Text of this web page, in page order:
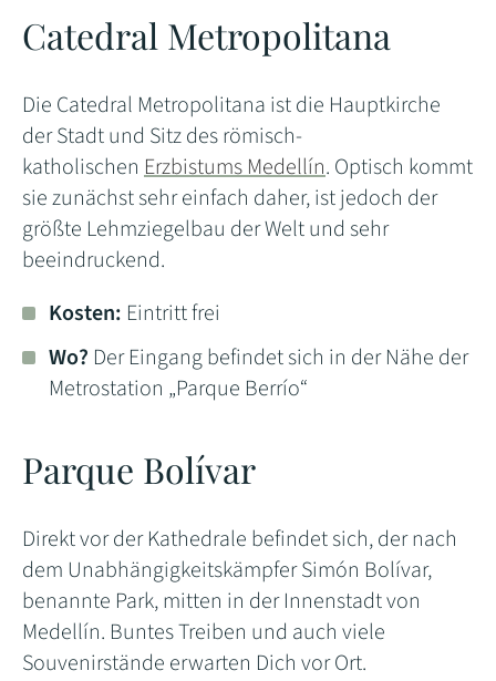
Catedral Metropolitana
Die Catedral Metropolitana ist die Hauptkirche
der Stadt und Sitz des römisch-
katholischen Erzbistums Medellín. Optisch kommt
sie zunächst sehr einfach daher, ist jedoch der
größte Lehmziegelbau der Welt und sehr
beeindruckend.
Kosten: Eintritt frei
Wo? Der Eingang befindet sich in der Nähe der
Metrostation „Parque Berrío“
Parque Bolívar
Direkt vor der Kathedrale befindet sich, der nach
dem Unabhängigkeitskämpfer Simón Bolívar,
benannte Park, mitten in der Innenstadt von
Medellín. Buntes Treiben und auch viele
Souvenirstände erwarten Dich vor Ort.